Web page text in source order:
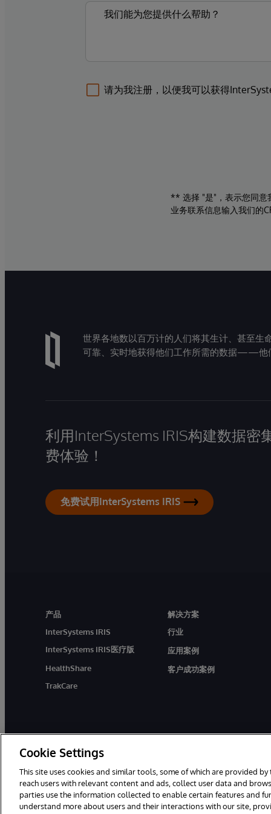
请为我注册，以便我可以获得
** 选择 "是"，表示您同意
业务联系信息输入我们的
世界各地数以百万计的人们将其生计、甚至生
可靠、实时地获得他们工作所需的数据——他
利用InterSystems IRIS构建数据密
费体验！
免费试用InterSystems IRIS
产品
InterSystems IRIS
InterSystems IRIS医疗版
HealthShare
TrakCare
解决方案
行业
应用案例
客户成功案例
© 1996-2026 InterSystems Corporation, Boston, MA. 系联软件（北
Cookie Settings
This site uses cookies and similar tools, some of which are provided
reach users with relevant content and ads, collect user data and
parties use the information collected to enable certain features and
understand more about users and their interactions with our site,